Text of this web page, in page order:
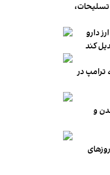
دارو
ترامپ در
و